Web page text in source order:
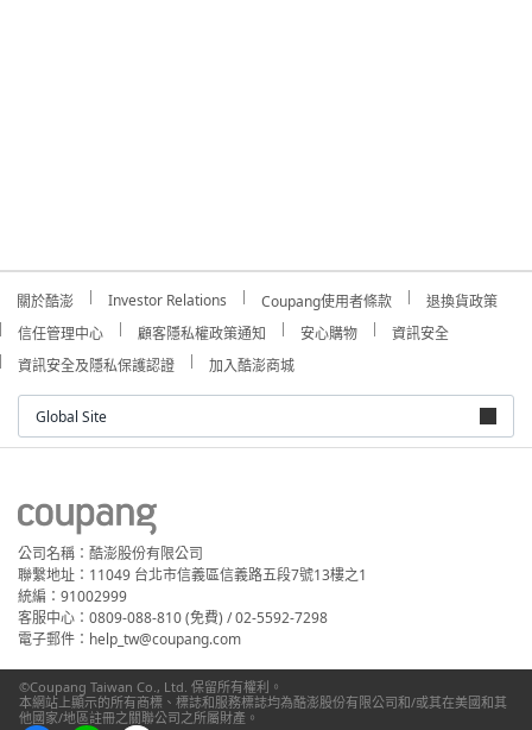
關於酷澎 Investor Relations Coupang使用者條款
退換貨政策
信任管理中心
顧客隱私權政策通知 安心購物
資訊安全
資訊安全及隱私保護認證
加入酷澎商城
Global Site
公司名稱：酷澎股份有限公司
聯繫地址：11049 台北市信義區信義路五段7號13樓之1
統編：91002999
客服中心：0809-088-810 (免費) / 02-5592-7298
電子郵件：help_tw@coupang.com
©Coupang Taiwan Co., Ltd. 保留所有權利。
本網站上顯示的所有商標、標誌和服務標誌均為酷澎股份有限公司和/或其在美國和其
他國家/地區註冊之關聯公司之所屬財產。